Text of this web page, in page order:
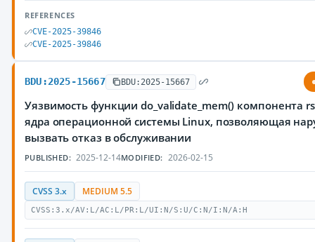
REFERENCES
CVE-2025-39846
CVE-2025-39846
BDU:2025-15667 BDU:2025-15667
Уязвимость функции do_validate_mem() компонента
ядра операционной системы Linux, позволяющая
вызвать отказ в обслуживании
PUBLISHED: 2025-12-14MODIFIED: 2026-02-15
CVSS 3.x MEDIUM 5.5
CVSS:3.x/AV:L/AC:L/PR:L/UI:N/S:U/C:N/I:N/A:H